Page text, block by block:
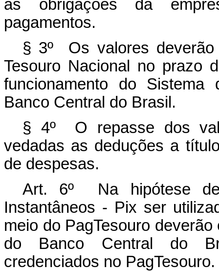
às obrigações da
pagamentos.
§ 3º Os valores
Tesouro Nacional no prazo
funcionamento do
Banco Central do Brasil.
§ 4º O repasse dos
vedadas as deduções a
de despesas.
Art. 6º Na hipótese de
Instantâneos - Pix ser
meio do PagTesouro
do Banco Central do
credenciados no PagTesouro.